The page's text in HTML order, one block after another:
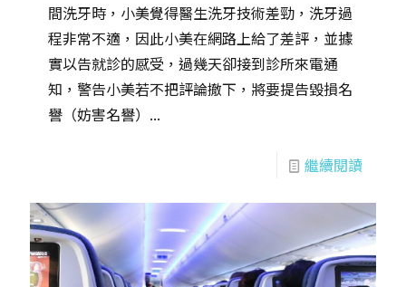
間洗牙時，小美覺得醫生洗牙技術差勁，洗牙過
程非常不適，因此小美在網路上給了差評，並據
實以告就診的感受，過幾天卻接到診所來電通
知，警告小美若不把評論撤下，將要提告毀損名
譽（妨害名譽）...
繼續閱讀